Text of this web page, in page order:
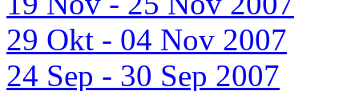
29 Okt - 04 Nov 2007
24 Sep - 30 Sep 2007